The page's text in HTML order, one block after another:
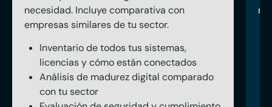
necesidad. Incluye comparativa con
empresas similares de tu sector.
Inventario de todos tus sistemas,
licencias y cómo están conectados
Análisis de madurez digital comparado
con tu sector